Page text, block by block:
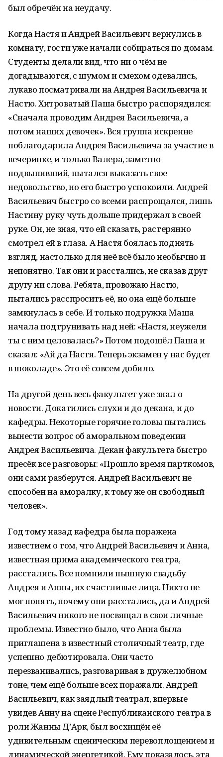
был обречён на неудачу.
Когда Настя и Андрей Васильевич вернулись в
комнату, гости уже начали собираться по домам.
Студенты делали вид, что ни о чём не
догадываются, с шумом и смехом одевались,
лукаво посматривали на Андрея Васильевича и
Настю. Хитроватый Паша быстро распорядился:
«Сначала проводим Андрея Васильевича, а
потом наших девочек». Вся группа искренне
поблагодарила Андрея Васильевича за участие в
вечеринке, и только Валера, заметно
подвыпивший, пытался выказать свое
недовольство, но его быстро успокоили. Андрей
Васильевич быстро со всеми распрощался, лишь
Настину руку чуть дольше придержал в своей
руке. Он, не зная, что ей сказать, растерянно
смотрел ей в глаза. А Настя боялась поднять
взгляд, настолько для неё всё было необычно и
непонятно. Так они и расстались, не сказав друг
другу ни слова. Ребята, провожаю Настю,
пытались расспросить её, но она ещё больше
замкнулась в себе. И только подружка Маша
начала подтрунивать над ней: «Настя, неужели
ты с ним целовалась?» Потом подошёл Паша и
сказал: «Ай да Настя. Теперь экзамен у нас будет
в шоколаде». Это её совсем добило.
На другой день весь факультет уже знал о
новости. Докатились слухи и до декана, и до
кафедры. Некоторые горячие головы пытались
вынести вопрос об аморальном поведении
Андрея Васильевича. Декан факультета быстро
пресёк все разговоры: «Прошло время парткомов,
они сами разберутся. Андрей Васильевич не
способен на аморалку, к тому же он свободный
человек».
Год тому назад кафедра была поражена
известием о том, что Андрей Васильевич и Анна,
известная прима академического театра,
расстались. Все помнили пышную свадьбу
Андрея и Анны, их счастливые лица. Никто не
мог понять, почему они расстались, да и Андрей
Васильевич никого не посвящал в свои личные
проблемы. Известно было, что Анна была
приглашена в известный столичный театр, где
успешно дебютировала. Они часто
перезванивались, разговаривая в дружелюбном
тоне, чем ещё больше всех поражали. Андрей
Васильевич, как заядлый театрал, впервые
увидев Анну на сцене Республиканского театра в
роли Жанны Д’Арк, был восхищён её
удивительным сценическим перевоплощением и
динамической энергетикой. Ему показалось, эта